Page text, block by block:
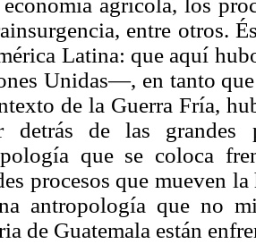
agrícola, los
entre otros.
Latina: que aquí
Unidas—, en tanto
de la Guerra Fría,
detrás de las grandes
que se coloca
procesos que mueven
antropología que no
de Guatemala están